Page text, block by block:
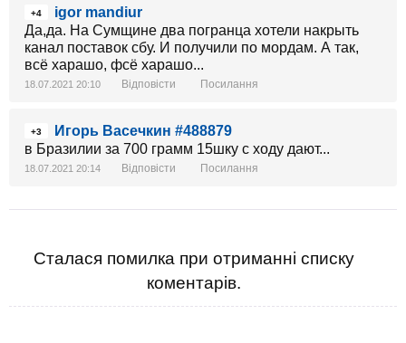
+4
igor mandiur
Да,да. На Сумщине два погранца хотели накрыть
канал поставок сбу. И получили по мордам. А так,
всё харашо, фсё харашо...
18.07.2021 20:10 Відповісти Посилання
+3
Игорь Васечкин #488879
в Бразилии за 700 грамм 15шку с ходу дают...
18.07.2021 20:14 Відповісти Посилання
Сталася помилка при отриманні списку
коментарів.